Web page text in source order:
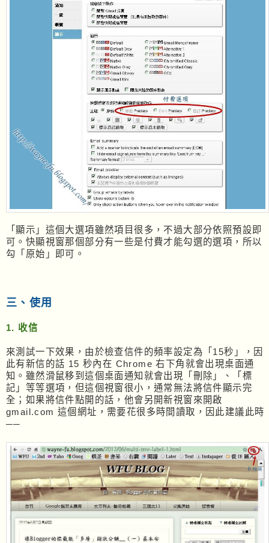
「顯示」這個大選項雖然項目很多，不過大部分依照預設即
可。快顯視窗那個部分有一些是付費才能勾選的選項，所以
勾「原始」即可。
三、使用
1. 收信
來測試一下效果，由於檢查信件的頻率設定為「15秒」，因
此有新信的話 15 秒內在 Chrome 右下角就會出現桌面通
知。雖然滑鼠移到這個桌面通知就會出現「刪除」、「標
記」等等選項，但這個視窗很小，通常無法將信件顯示完
全；如果將信件點開的話，他會另開新視窗來開啟
gmail.com 這個網址，需要花很多時間讀取，因此建議此時
──